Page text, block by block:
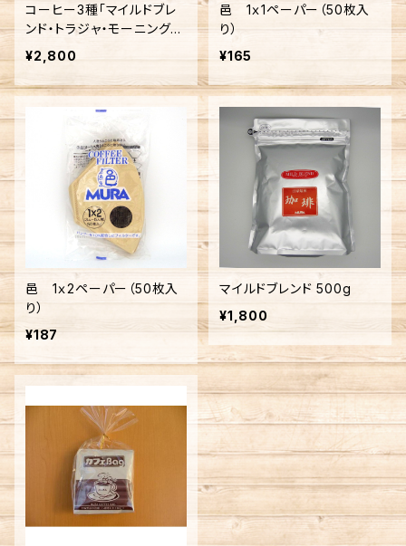
コーヒー3種「マイルドブレ
ンド・トラジャ・モーニングブ
レンド」セット
¥2,800
邑 1ｘ1ペーパー（50枚入
り）
¥165
邑 1ｘ2ペーパー（50枚入
り）
¥187
マイルドブレンド 500g
¥1,800